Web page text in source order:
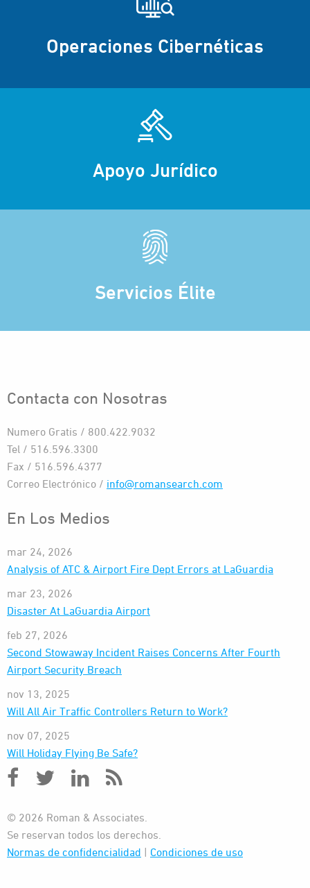
Operaciones Cibernéticas
Apoyo Jurídico
Servicios Élite
Contacta con Nosotras
Numero Gratis / 800.422.9032
Tel / 516.596.3300
Fax / 516.596.4377
Correo Electrónico / info@romansearch.com
En Los Medios
mar 24, 2026
Analysis of ATC & Airport Fire Dept Errors at LaGuardia
mar 23, 2026
Disaster At LaGuardia Airport
feb 27, 2026
Second Stowaway Incident Raises Concerns After Fourth
Airport Security Breach
nov 13, 2025
Will All Air Traffic Controllers Return to Work?
nov 07, 2025
Will Holiday Flying Be Safe?
© 2026 Roman & Associates.
Se reservan todos los derechos.
Normas de confidencialidad
Condiciones de uso